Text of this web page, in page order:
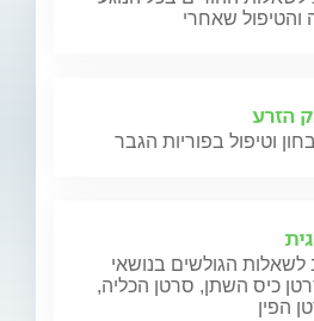
והטיפול שאחרי
הזרע
וטיפול בפוריות הגבר
לשאלות הגולשים בנושאי
כיס השתן, סרטן הכליה,
הפין